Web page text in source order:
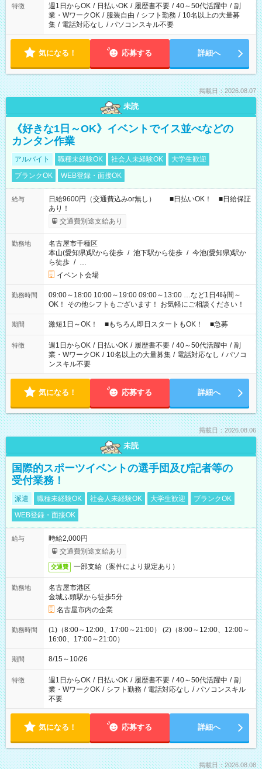
特徴 週1日からOK / 日払いOK / 履歴書不要 / 40～50代活躍中 / 副
業・WワークOK / 服装自由 / シフト勤務 / 10名以上の大量募
集 / 電話対応なし / パソコンスキル不要
気になる！ 応募する 詳細へ
掲載日：2026.08.07
未読
《好きな1日～OK》イベントでイス並べなどの
カンタン作業
アルバイト 職種未経験OK 社会人未経験OK
大学生歓迎
ブランクOK
WEB登録・面接OK
給与
日給9600円（交通費込みor無し） ■日払いOK！ ■日給保証
あり！
交通費別途支給あり
勤務地
名古屋市千種区
本山(愛知県)駅から徒歩 / 池下駅から徒歩 / 今池(愛知県)駅か
ら徒歩 / …
イベント会場
勤務時間
09:00～18:00 10:00～19:00 09:00～13:00 …など1日4時間～
OK！ その他シフトもございます！ お気軽にご相談ください！
期間 激短1日～OK！ ■もちろん即日スタートもOK！ ■急募
特徴 週1日からOK / 日払いOK / 履歴書不要 / 40～50代活躍中 / 副
業・WワークOK / 10名以上の大量募集 / 電話対応なし / パソコ
ンスキル不要
気になる！ 応募する 詳細へ
掲載日：2026.08.06
未読
国際的スポーツイベントの選手団及び記者等の
受付業務！
派遣 職種未経験OK 社会人未経験OK 大学生歓迎
ブランクOK
WEB登録・面接OK
給与
時給2,000円
交通費別途支給あり
交通費 一部支給（案件により規定あり）
勤務地
名古屋市港区
金城ふ頭駅から徒歩5分
名古屋市内の企業
勤務時間
(1)（8:00～12:00、17:00～21:00） (2)（8:00～12:00、12:00～
16:00、17:00～21:00）
期間 8/15～10/26
特徴 週1日からOK / 日払いOK / 履歴書不要 / 40～50代活躍中 / 副
業・WワークOK / シフト勤務 / 電話対応なし / パソコンスキル
不要
気になる！ 応募する 詳細へ
掲載日：2026.08.08